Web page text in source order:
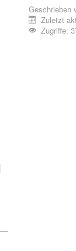
Geschrieben
Zuletzt
Zugriffe: